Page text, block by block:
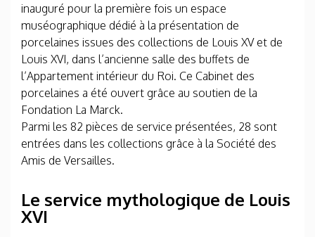
inauguré pour la première fois un espace
muséographique dédié à la présentation de
porcelaines issues des collections de Louis XV et de
Louis XVI, dans l’ancienne salle des buffets de
l’Appartement intérieur du Roi. Ce Cabinet des
porcelaines a été ouvert grâce au soutien de la
Fondation La Marck.
Parmi les 82 pièces de service présentées, 28 sont
entrées dans les collections grâce à la Société des
Amis de Versailles.
Le service mythologique de Louis
XVI